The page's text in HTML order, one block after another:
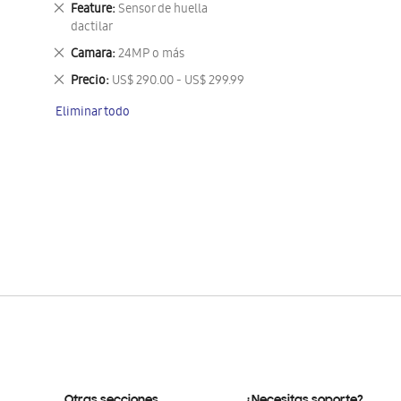
Feature Sensor de huella
dactilar
Eliminar
este
artículo
Camara 24MP o más
Eliminar
este
artículo
Precio US$ 290.00 - US$ 299.99
Eliminar
artículo
Eliminar todo